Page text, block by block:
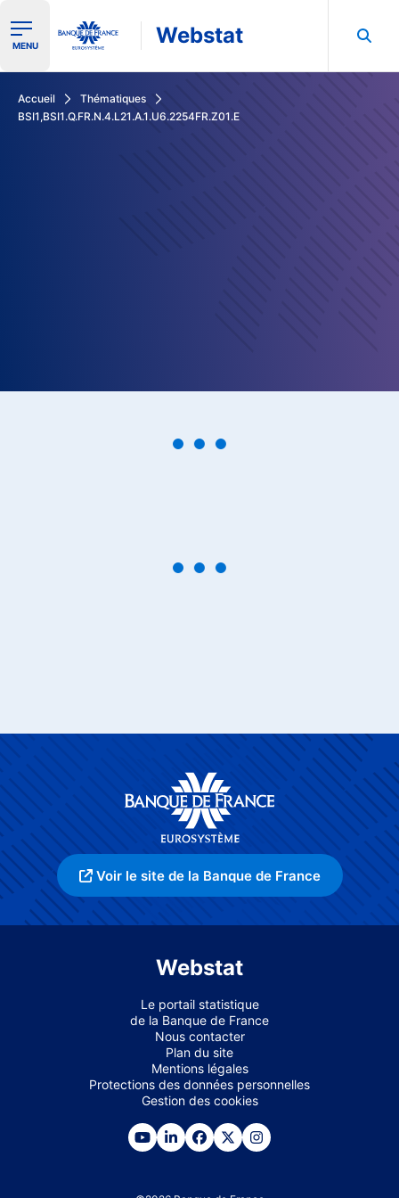
Ouvrir le menu de navigation
MENU Webstat
Accueil
Thématiques
BSI1,BSI1.Q.FR.N.4.L21.A.1.U6.2254FR.Z01.E
Voir le site de la Banque de France
Webstat
Le portail statistique
de la Banque de France
Nous contacter
Plan du site
Mentions légales
Protections des données personnelles
Gestion des cookies